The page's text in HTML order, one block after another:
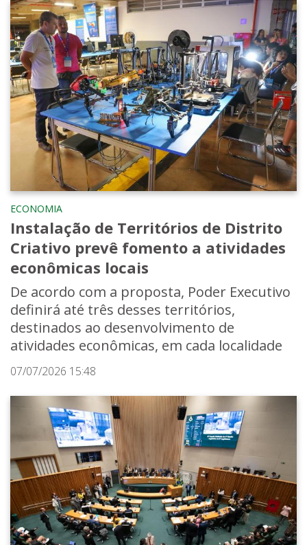
ECONOMIA
Instalação de Territórios de Distrito
Criativo prevê fomento a atividades
econômicas locais
De acordo com a proposta, Poder Executivo
definirá até três desses territórios,
destinados ao desenvolvimento de
atividades econômicas, em cada localidade
07/07/2026 15:48